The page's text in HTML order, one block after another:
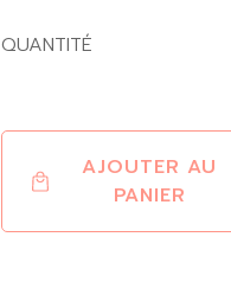
QUANTITÉ
AJOUTER AU
PANIER